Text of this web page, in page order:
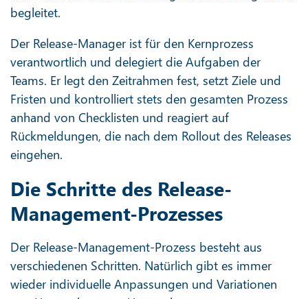
begleitet.
Der Release-Manager ist für den Kernprozess
verantwortlich und delegiert die Aufgaben der
Teams. Er legt den Zeitrahmen fest, setzt Ziele und
Fristen und kontrolliert stets den gesamten Prozess
anhand von Checklisten und reagiert auf
Rückmeldungen, die nach dem Rollout des Releases
eingehen.
Die Schritte des Release-
Management-Prozesses
Der Release-Management-Prozess besteht aus
verschiedenen Schritten. Natürlich gibt es immer
wieder individuelle Anpassungen und Variationen